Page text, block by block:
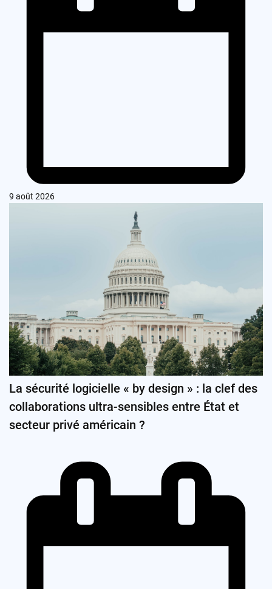
9 août 2026
La sécurité logicielle « by design » : la clef des
collaborations ultra-sensibles entre État et
secteur privé américain ?